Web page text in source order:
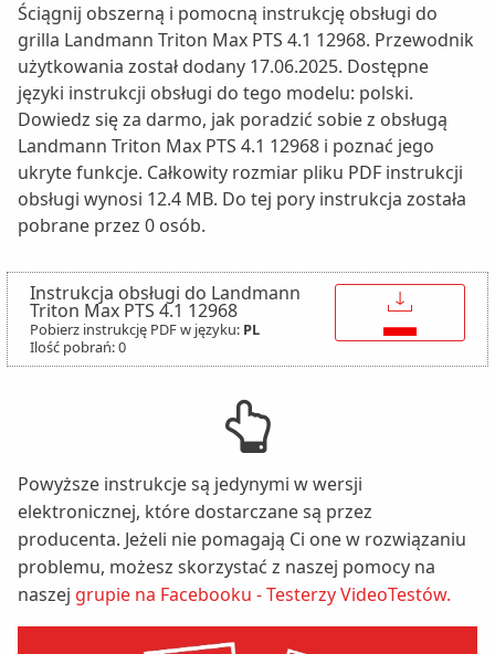
Ściągnij obszerną i pomocną instrukcję obsługi do
grilla Landmann Triton Max PTS 4.1 12968. Przewodnik
użytkowania został dodany 17.06.2025. Dostępne
języki instrukcji obsługi do tego modelu: polski.
Dowiedz się za darmo, jak poradzić sobie z obsługą
Landmann Triton Max PTS 4.1 12968 i poznać jego
ukryte funkcje. Całkowity rozmiar pliku PDF instrukcji
obsługi wynosi 12.4 MB. Do tej pory instrukcja została
pobrane przez 0 osób.
Instrukcja obsługi do Landmann
Triton Max PTS 4.1 12968
Pobierz instrukcję PDF w języku: PL
Ilość pobrań: 0
↓
Powyższe instrukcje są jedynymi w wersji
elektronicznej, które dostarczane są przez
producenta. Jeżeli nie pomagają Ci one w rozwiązaniu
problemu, możesz skorzystać z naszej pomocy na
naszej grupie na Facebooku - Testerzy VideoTestów.